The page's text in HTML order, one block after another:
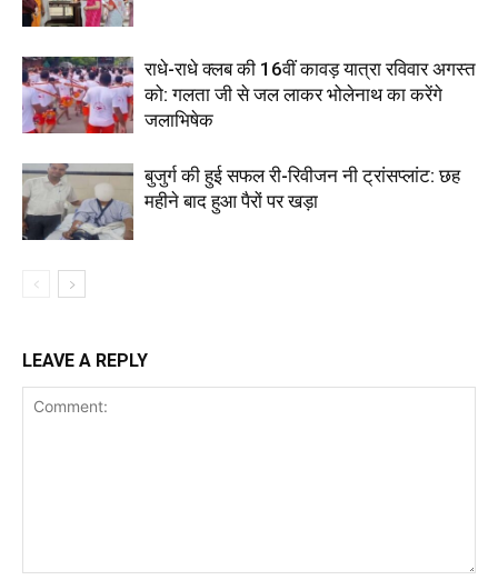
राधे-राधे क्लब की 16वीं कावड़ यात्रा रविवार अगस्त
को: गलता जी से जल लाकर भोलेनाथ का करेंगे
जलाभिषेक
बुजुर्ग की हुई सफल री-रिवीजन नी ट्रांसप्लांट: छह
महीने बाद हुआ पैरों पर खड़ा
LEAVE A REPLY